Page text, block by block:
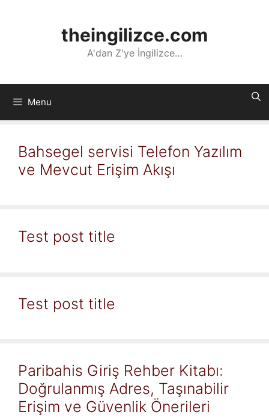
theingilizce.com
A'dan Z'ye İngilizce…
Menu
Bahsegel servisi Telefon Yazılım
ve Mevcut Erişim Akışı
Test post title
Test post title
Paribahis Giriş Rehber Kitabı:
Doğrulanmış Adres, Taşınabilir
Erişim ve Güvenlik Önerileri